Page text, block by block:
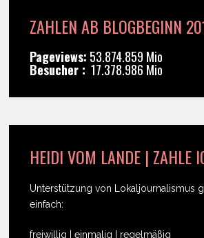
ZAHLEN AB BLOGBEGINN
Pageviews: 53.874.859 Mio
Besucher : 17.378.986 Mio
HEIDI VOM LANDE | ZAHLE
Unterstützung von Lokaljournalismus
einfach:
freiwillig | einmalig | regelmäßig